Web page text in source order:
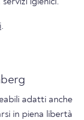
.
adatti anche
in piena libertà